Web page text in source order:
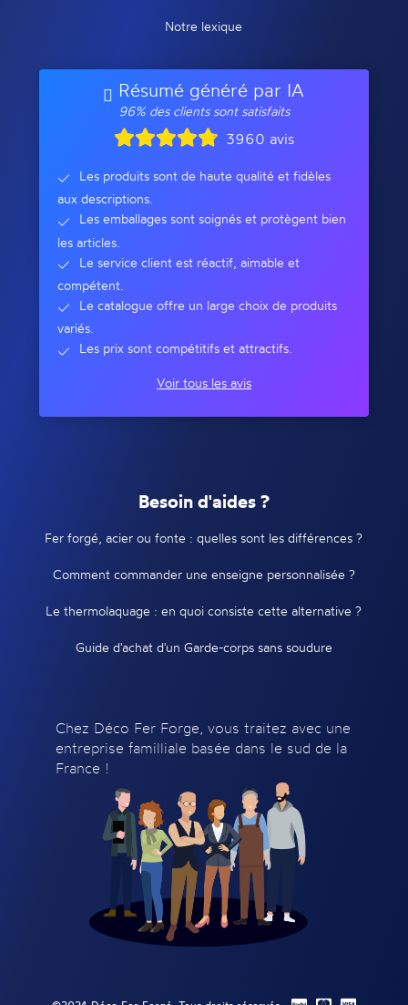
Notre lexique
Résumé généré par IA
96% des clients sont satisfaits
3960 avis
Les produits sont de haute qualité et fidèles
aux descriptions.
Les emballages sont soignés et protègent bien
les articles.
Le service client est réactif, aimable et
compétent.
Le catalogue offre un large choix de produits
variés.
Les prix sont compétitifs et attractifs.
Voir tous les avis
Besoin d'aides ?
Fer forgé, acier ou fonte : quelles sont les différences ?
Comment commander une enseigne personnalisée ?
Le thermolaquage : en quoi consiste cette alternative ?
Guide d'achat d'un Garde-corps sans soudure
Chez Déco Fer Forge, vous traitez avec une
entreprise familliale basée dans le sud de la
France !